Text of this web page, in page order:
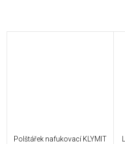
Polštářek nafukovací KLYMIT